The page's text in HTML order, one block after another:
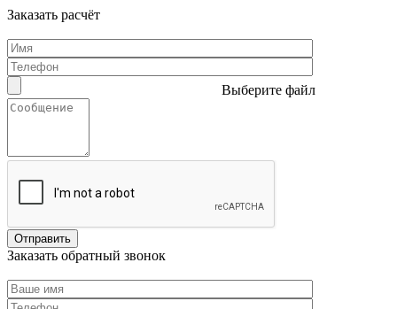
Заказать расчёт
Выберите файл
Заказать обратный звонок